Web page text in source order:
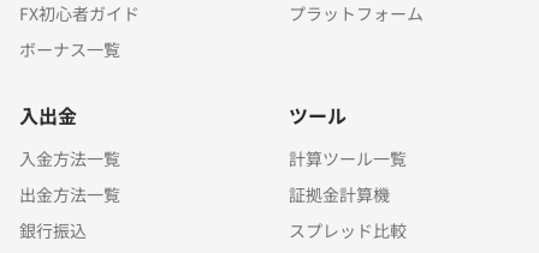
FX初心者ガイド
ボーナス一覧
プラットフォーム
入出金
入金方法一覧
出金方法一覧
銀行振込
ツール
計算ツール一覧
証拠金計算機
スプレッド比較